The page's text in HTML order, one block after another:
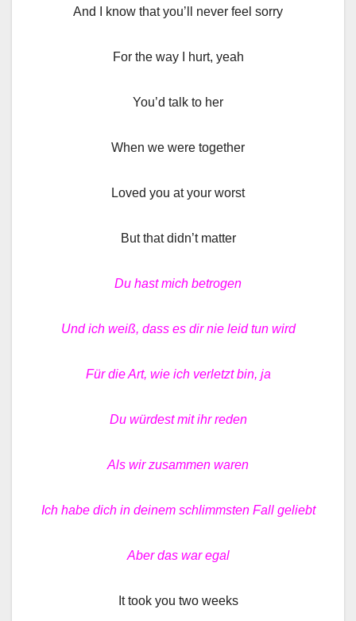
And I know that you’ll never feel sorry
For the way I hurt, yeah
You’d talk to her
When we were together
Loved you at your worst
But that didn’t matter
Du hast mich betrogen
Und ich weiß, dass es dir nie leid tun wird
Für die Art, wie ich verletzt bin, ja
Du würdest mit ihr reden
Als wir zusammen waren
Ich habe dich in deinem schlimmsten Fall geliebt
Aber das war egal
It took you two weeks